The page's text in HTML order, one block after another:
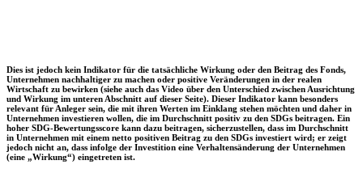
Dies ist jedoch kein Indikator für die tatsächliche Wirkung oder den Beitrag des Fonds,
Unternehmen nachhaltiger zu machen oder positive Veränderungen in der realen
Wirtschaft zu bewirken (siehe auch das Video über den Unterschied zwischen Ausrichtung
und Wirkung im unteren Abschnitt auf dieser Seite). Dieser Indikator kann besonders
relevant für Anleger sein, die mit ihren Werten im Einklang stehen möchten und daher in
Unternehmen investieren wollen, die im Durchschnitt positiv zu den SDGs beitragen. Ein
hoher SDG-Bewertungsscore kann dazu beitragen, sicherzustellen, dass im Durchschnitt
in Unternehmen mit einem netto positiven Beitrag zu den SDGs investiert wird; er zeigt
jedoch nicht an, dass infolge der Investition eine Verhaltensänderung der Unternehmen
(eine „Wirkung“) eingetreten ist.